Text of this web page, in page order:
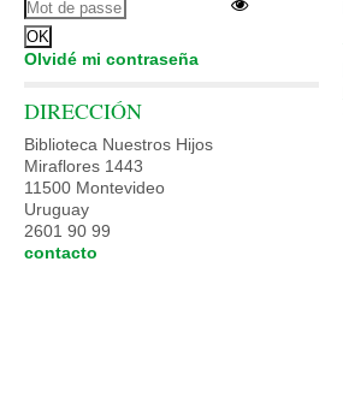
Olvidé mi contraseña
DIRECCIÓN
Biblioteca Nuestros Hijos
Miraflores 1443
11500 Montevideo
Uruguay
2601 90 99
contacto